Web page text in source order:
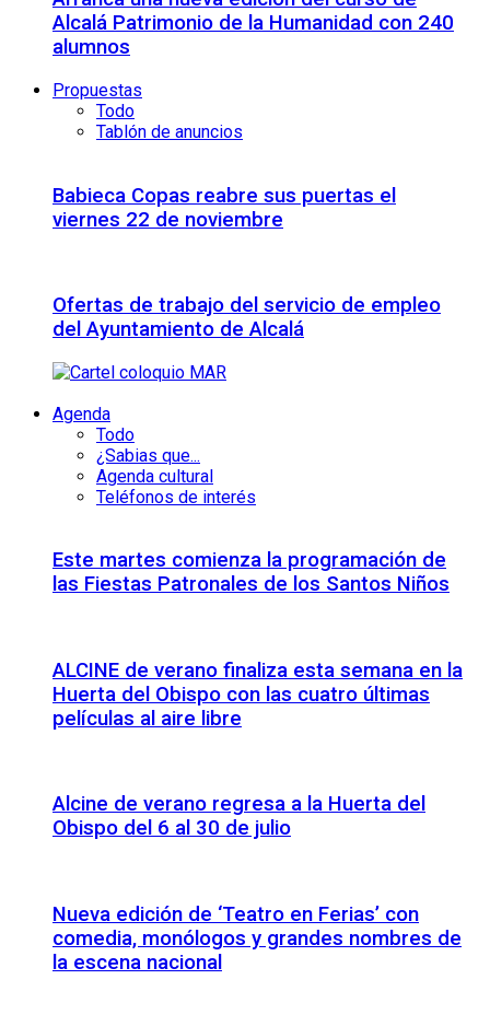
Alcalá Patrimonio de la Humanidad con 240
alumnos
Propuestas
Todo
Tablón de anuncios
Babieca Copas reabre sus puertas el
viernes 22 de noviembre
Ofertas de trabajo del servicio de empleo
del Ayuntamiento de Alcalá
Agenda
Todo
¿Sabias que...
Agenda cultural
Teléfonos de interés
Este martes comienza la programación de
las Fiestas Patronales de los Santos Niños
ALCINE de verano finaliza esta semana en la
Huerta del Obispo con las cuatro últimas
películas al aire libre
Alcine de verano regresa a la Huerta del
Obispo del 6 al 30 de julio
Nueva edición de ‘Teatro en Ferias’ con
comedia, monólogos y grandes nombres de
la escena nacional